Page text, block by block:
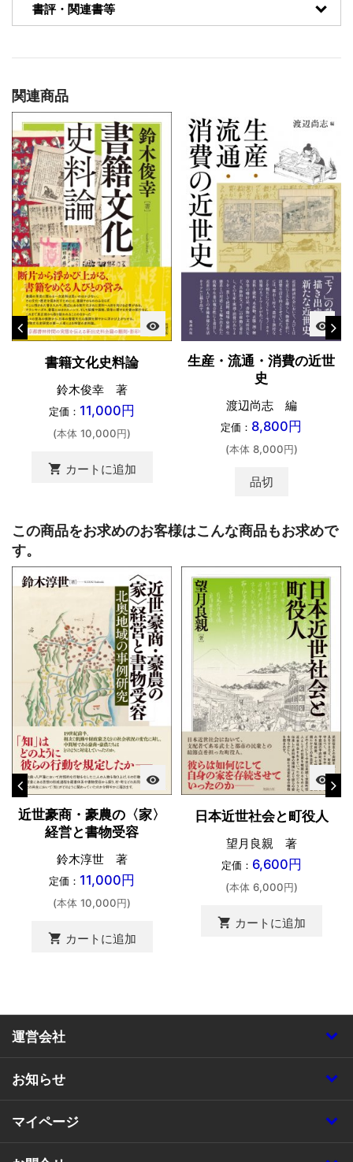
書評・関連書等
関連商品
visibility
書籍文化史料論
鈴木俊幸 著
定価： 11,000円
(本体 10,000円)
shopping_cart カートに追加
visibility
生産・流通・消費の近世
史
渡辺尚志 編
定価： 8,800円
(本体 8,000円)
品切
この商品をお求めのお客様はこんな商品もお求めで
す。
visibility
近世豪商・豪農の〈家〉
経営と書物受容
鈴木淳世 著
定価： 11,000円
(本体 10,000円)
shopping_cart カートに追加
visibility
日本近世社会と町役人
望月良親 著
定価： 6,600円
(本体 6,000円)
shopping_cart カートに追加
運営会社
お知らせ
マイページ